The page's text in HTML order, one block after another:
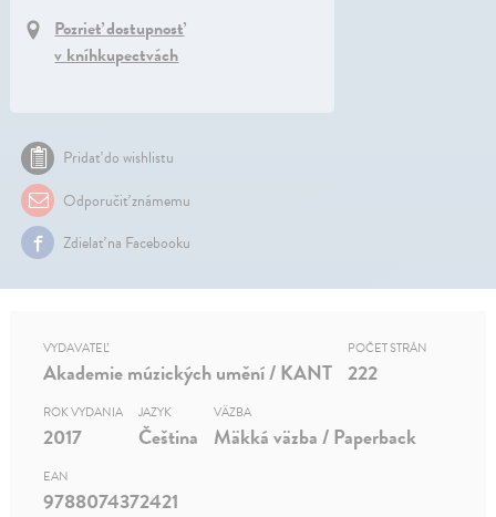
Pozrieť dostupnosť
v kníhkupectvách
Pridať do wishlistu
Odporučiť známemu
Zdielať na Facebooku
VYDAVATEĽ
Akademie múzických umění / KANT
POČET STRÁN
222
ROK VYDANIA
2017
JAZYK
Čeština
VÄZBA
Mäkká väzba / Paperback
EAN
9788074372421